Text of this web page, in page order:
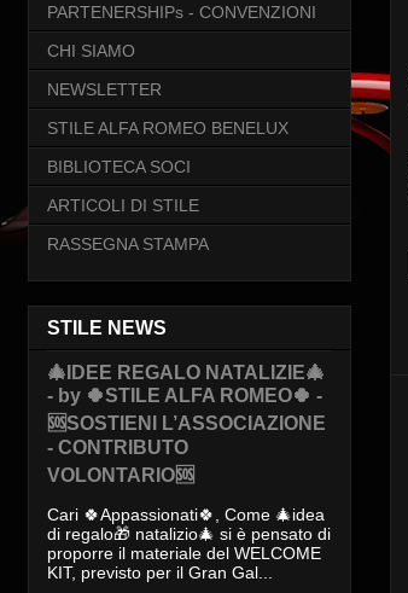
PARTENERSHIPs - CONVENZIONI
CHI SIAMO
NEWSLETTER
STILE ALFA ROMEO BENELUX
BIBLIOTECA SOCI
ARTICOLI DI STILE
RASSEGNA STAMPA
STILE NEWS
🎄IDEE REGALO NATALIZIE🎄
- by 🍀STILE ALFA ROMEO🍀 -
🆘SOSTIENI L’ASSOCIAZIONE
- CONTRIBUTO
VOLONTARIO🆘
Cari 🍀Appassionati🍀, Come 🎄idea
di regalo🎁 natalizio🎄 si è pensato di
proporre il materiale del WELCOME
KIT, previsto per il Gran Gal...